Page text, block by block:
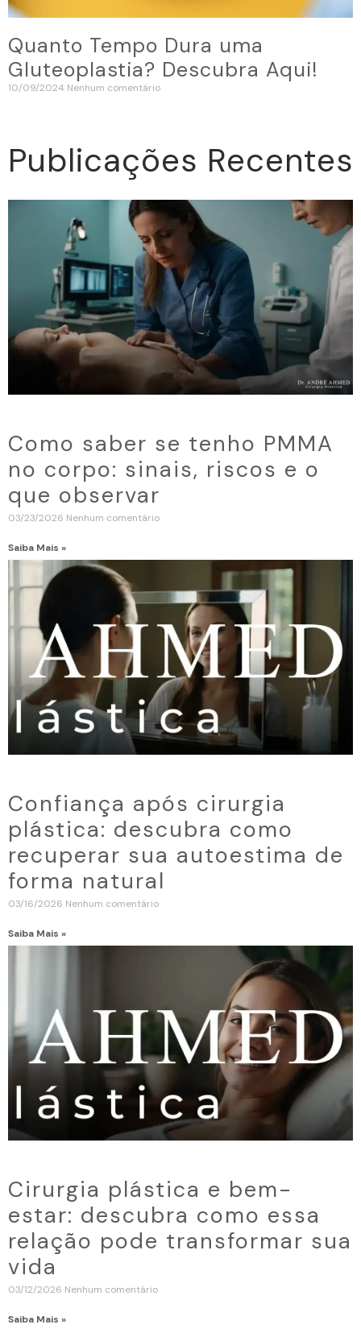
Quanto Tempo Dura uma
Gluteoplastia? Descubra Aqui!
10/09/2024 Nenhum comentário
Publicações Recentes
Como saber se tenho PMMA
no corpo: sinais, riscos e o
que observar
03/23/2026 Nenhum comentário
Saiba Mais »
Confiança após cirurgia
plástica: descubra como
recuperar sua autoestima de
forma natural
03/16/2026 Nenhum comentário
Saiba Mais »
Cirurgia plástica e bem-
estar: descubra como essa
relação pode transformar sua
vida
03/12/2026 Nenhum comentário
Saiba Mais »